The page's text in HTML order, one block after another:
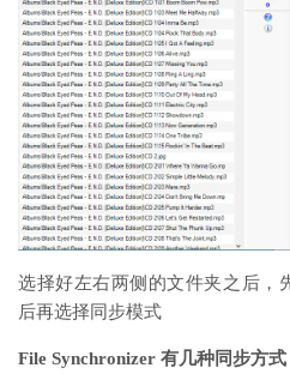
选择好左右两侧的文件夹之后，
后再选择同步模式
File Synchronizer 有几种同步方式